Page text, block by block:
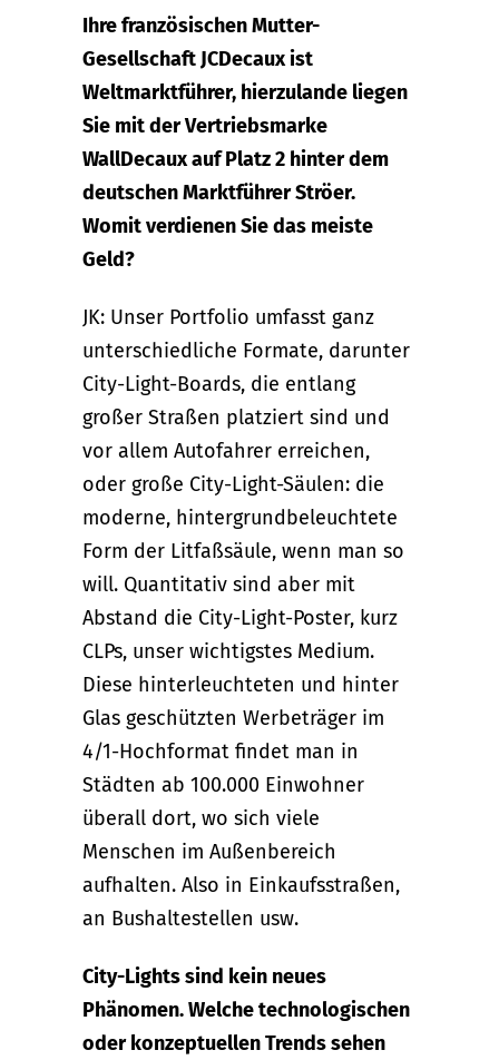
Ihre französischen Mutter-
Gesellschaft JCDecaux ist
Weltmarktführer, hierzulande liegen
Sie mit der Vertriebsmarke
WallDecaux auf Platz 2 hinter dem
deutschen Marktführer Ströer.
Womit verdienen Sie das meiste
Geld?
JK: Unser Portfolio umfasst ganz
unterschiedliche Formate, darunter
City-Light-Boards, die entlang
großer Straßen platziert sind und
vor allem Autofahrer erreichen,
oder große City-Light-Säulen: die
moderne, hintergrundbeleuchtete
Form der Litfaßsäule, wenn man so
will. Quantitativ sind aber mit
Abstand die City-Light-Poster, kurz
CLPs, unser wichtigstes Medium.
Diese hinterleuchteten und hinter
Glas geschützten Werbeträger im
4/1-Hochformat findet man in
Städten ab 100.000 Einwohner
überall dort, wo sich viele
Menschen im Außenbereich
aufhalten. Also in Einkaufsstraßen,
an Bushaltestellen usw.
City-Lights sind kein neues
Phänomen. Welche technologischen
oder konzeptuellen Trends sehen